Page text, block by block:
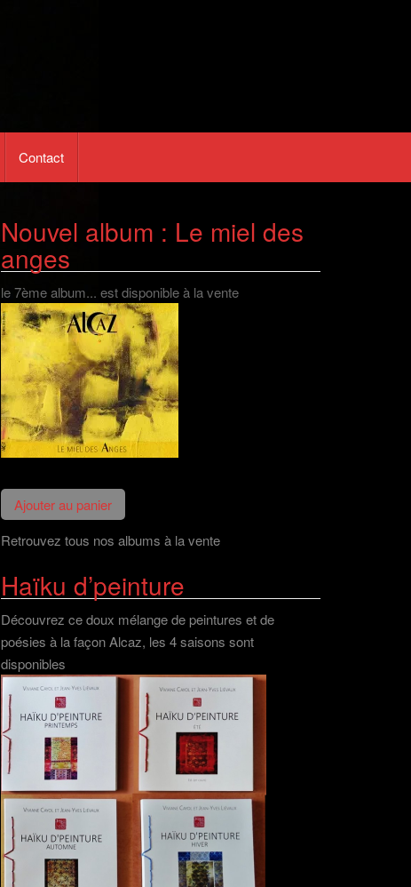
Contact
Nouvel album : Le miel des
anges
le 7ème album... est disponible à la vente
Retrouvez tous nos albums à la vente
Haïku d’peinture
Découvrez ce doux mélange de peintures et de
poésies à la façon Alcaz, les 4 saisons sont
disponibles